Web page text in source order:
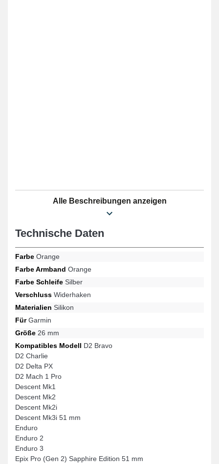
Alle Beschreibungen anzeigen
Technische Daten
Farbe Orange
Farbe Armband Orange
Farbe Schleife Silber
Verschluss Widerhaken
Materialien Silikon
FürGarmin
Größe 26 mm
Kompatibles Modell D2 Bravo
D2 Charlie
D2 Delta PX
D2 Mach 1 Pro
Descent Mk1
Descent Mk2
Descent Mk2i
Descent Mk3i 51 mm
Enduro
Enduro 2
Enduro 3
Epix Pro (Gen 2) Sapphire Edition 51 mm